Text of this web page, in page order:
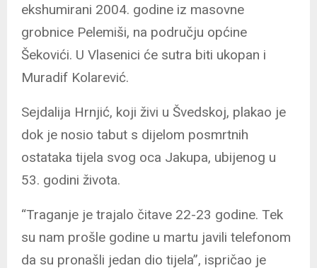
ekshumirani 2004. godine iz masovne
grobnice Pelemiši, na području općine
Šekovići. U Vlasenici će sutra biti ukopan i
Muradif Kolarević.
Sejdalija Hrnjić, koji živi u Švedskoj, plakao je
dok je nosio tabut s dijelom posmrtnih
ostataka tijela svog oca Jakupa, ubijenog u
53. godini života.
“Traganje je trajalo čitave 22-23 godine. Tek
su nam prošle godine u martu javili telefonom
da su pronašli jedan dio tijela”, ispričao je